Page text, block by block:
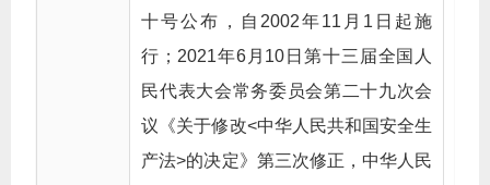
十号公布，自2002年11月1日起施
行；2021年6月10日第十三届全国人
民代表大会常务委员会第二十九次会
议《关于修改<中华人民共和国安全生
产法>的决定》第三次修正，中华人民